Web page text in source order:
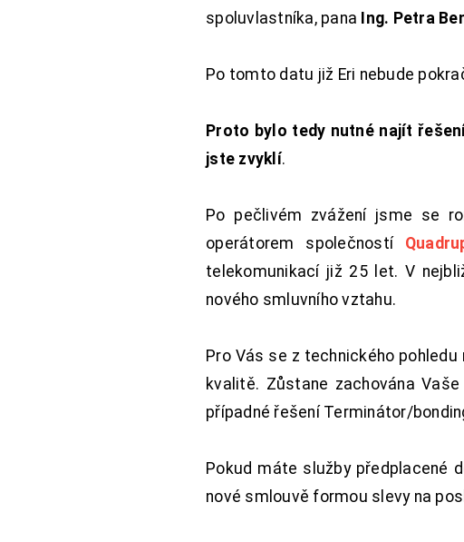
spoluvlastníka, pana Ing. Petra
Po tomto datu již Eri nebude
Proto bylo tedy nutné najít
jste zvyklí.
Po pečlivém zvážení jsme se
operátorem společností
telekomunikací již 25 let. V
nového smluvního vztahu.
Pro Vás se z technického
kvalitě. Zůstane zachována
případné řešení Terminátor/
Pokud máte služby předplacené
nové smlouvě formou slevy na